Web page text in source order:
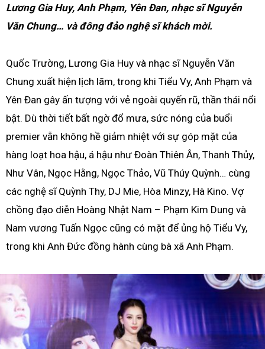
Lương Gia Huy, Anh Phạm, Yên Đan, nhạc sĩ Nguyễn
Văn Chung… và đông đảo nghệ sĩ khách mời.
Quốc Trường, Lương Gia Huy và nhạc sĩ Nguyễn Văn
Chung xuất hiện lịch lãm, trong khi Tiểu Vy, Anh Phạm và
Yên Đan gây ấn tượng với vẻ ngoài quyến rũ, thần thái nổi
bật. Dù thời tiết bất ngờ đổ mưa, sức nóng của buổi
premier vẫn không hề giảm nhiệt với sự góp mặt của
hàng loạt hoa hậu, á hậu như Đoàn Thiên Ân, Thanh Thủy,
Như Vân, Ngọc Hằng, Ngọc Thảo, Vũ Thúy Quỳnh… cùng
các nghệ sĩ Quỳnh Thy, DJ Mie, Hòa Minzy, Hà Kino. Vợ
chồng đạo diễn Hoàng Nhật Nam – Phạm Kim Dung và
Nam vương Tuấn Ngọc cũng có mặt để ủng hộ Tiểu Vy,
trong khi Anh Đức đồng hành cùng bà xã Anh Phạm.